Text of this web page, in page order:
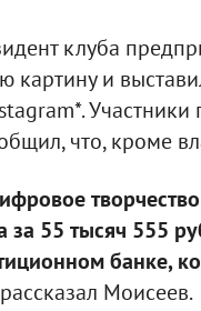
клуба
картину и
Участники
что, кроме
за 55 тысяч 555
банке,
рассказал Моисеев.